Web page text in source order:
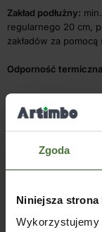
Zgoda
Niniejsza
Wykorzystujemy
Zakład podłużny:
regularnego 20 cm,
zakładów za pomocą
Odporność termiczna
Reakcja na ogień– B-
bezpośrednim
składować płasko i
folia lub sztywny
Zakres gwarancji